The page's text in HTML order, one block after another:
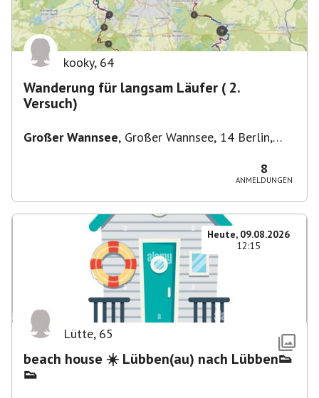
kooky, 64
Wanderung für langsam Läufer ( 2.
Versuch)
Großer Wannsee, Großer Wannsee, 14 Berlin,
8
ANMELDUNGEN
Heute, 09.08.2026
12:15
Lütte, 65
beach house ☀️ Lübben(au) nach Lübben👟
👟